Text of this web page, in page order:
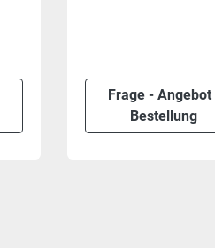
Frage - Angebot
Bestellung